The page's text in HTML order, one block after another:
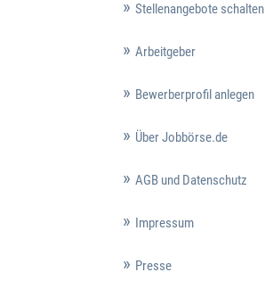
Stellenangebote schalten
Arbeitgeber
Bewerberprofil anlegen
Über Jobbörse.de
AGB und Datenschutz
Impressum
Presse